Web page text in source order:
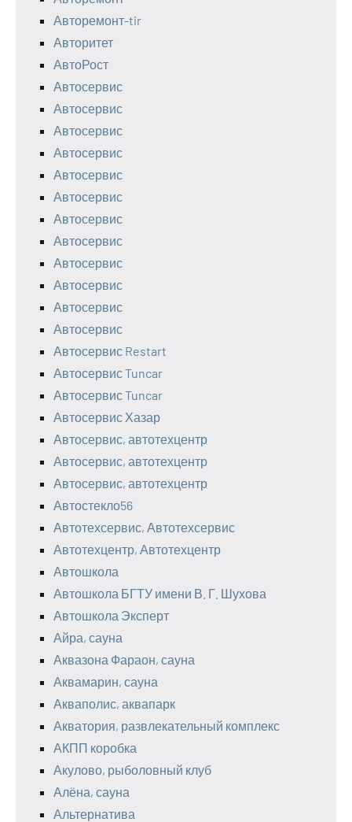
Авторемонт-tir
Авторитет
АвтоРост
Автосервис
Автосервис
Автосервис
Автосервис
Автосервис
Автосервис
Автосервис
Автосервис
Автосервис
Автосервис
Автосервис
Автосервис
Автосервис Restart
Автосервис Tuncar
Автосервис Tuncar
Автосервис Хазар
Автосервис, автотехцентр
Автосервис, автотехцентр
Автосервис, автотехцентр
Автостекло56
Автотехсервис, Автотехсервис
Автотехцентр, Автотехцентр
Автошкола
Автошкола БГТУ имени В. Г. Шухова
Автошкола Эксперт
Айра, сауна
Аквазона Фараон, сауна
Аквамарин, сауна
Акваполис, аквапарк
Акватория, развлекательный комплекс
АКПП коробка
Акулово, рыболовный клуб
Алёна, сауна
Альтернатива